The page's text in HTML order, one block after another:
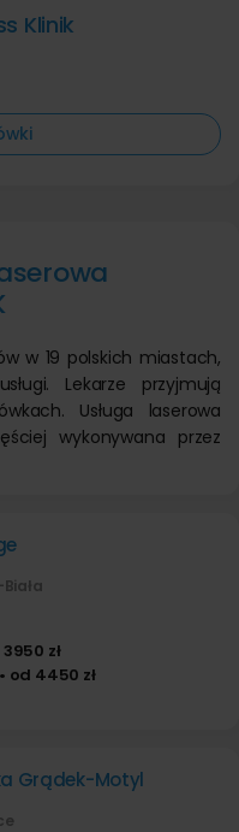
Klinik
w 19 polskich miastach,
Lekarze przyjmują
Usługa laserowa
wykonywana przez
Biała
zł
• od 4450 zł
Grądek-Motyl